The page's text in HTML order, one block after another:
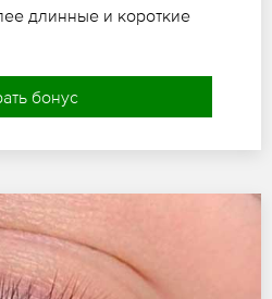
длинные и короткие
бонус